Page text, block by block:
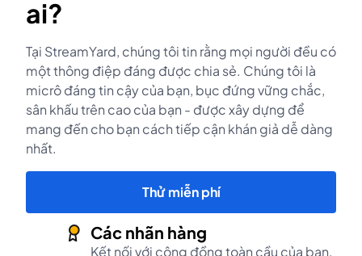
ai?
Tại StreamYard, chúng tôi tin rằng mọi người đều có
một thông điệp đáng được chia sẻ. Chúng tôi là
micrô đáng tin cậy của bạn, bục đứng vững chắc,
sân khấu trên cao của bạn - được xây dựng để
mang đến cho bạn cách tiếp cận khán giả dễ dàng
nhất.
Thử miễn phí
Các nhãn hàng
Kết nối với cộng đồng toàn cầu của bạn.